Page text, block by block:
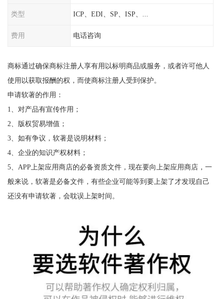
类型 ICP、EDI、SP、ISP、...
费用 电话咨询
商标通过确保商标注册人享有用以标明商品或服务，或者许可他人
使用以获取报酬的权，而使商标注册人受到保护。
申请软著的作用：
1、对产品有宣传作用；
2、版权贸易增值；
3、如有争议，软著是说明材料；
4、企业的知识产权材料；
5、APP上架应用商店的必备资质文件，现在要向上架应用商店，一
般来说，软著是必备文件，有些企业可能等到要上架了才发现自己
还没有申请软著，会耽误上架时间。